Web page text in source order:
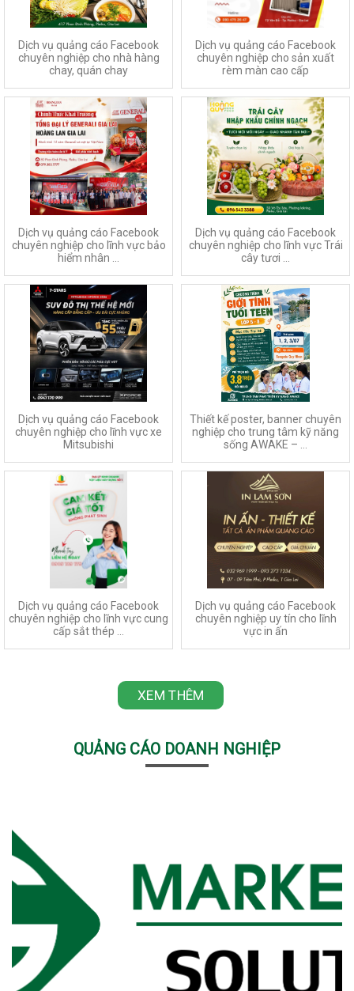
Dịch vụ quảng cáo Facebook
chuyên nghiệp cho nhà hàng
chay, quán chay
Dịch vụ quảng cáo Facebook
chuyên nghiệp cho sản xuất
rèm màn cao cấp
Dịch vụ quảng cáo Facebook
chuyên nghiệp cho lĩnh vực bảo
hiểm nhân ...
Dịch vụ quảng cáo Facebook
chuyên nghiệp cho lĩnh vực Trái
cây tươi ...
Dịch vụ quảng cáo Facebook
chuyên nghiệp cho lĩnh vực xe
Mitsubishi
Thiết kế poster, banner chuyên
nghiệp cho trung tâm kỹ năng
sống AWAKE – ...
Dịch vụ quảng cáo Facebook
chuyên nghiệp cho lĩnh vực cung
cấp sắt thép ...
Dịch vụ quảng cáo Facebook
chuyên nghiệp uy tín cho lĩnh
vực in ấn
XEM THÊM
QUẢNG CÁO DOANH NGHIỆP